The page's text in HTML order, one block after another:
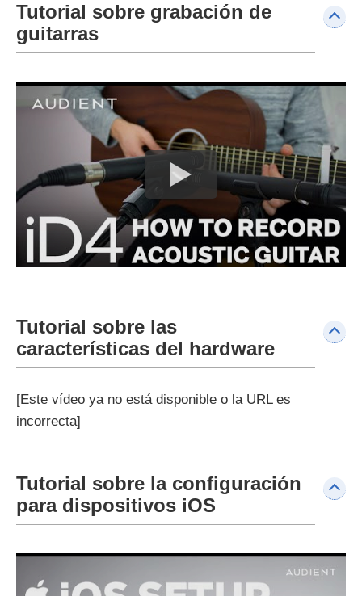
Tutorial sobre grabación de
guitarras
Tutorial sobre las
características del hardware
[Este vídeo ya no está disponible o la URL es
incorrecta]
Tutorial sobre la configuración
para dispositivos iOS